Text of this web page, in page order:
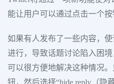
能让用户可以通过点击一个按
如果有人发布了一些内容，
进行，导致话题讨论陷入困
可以很方便地解决这种情况
钮，然后选择“hide reply（隐